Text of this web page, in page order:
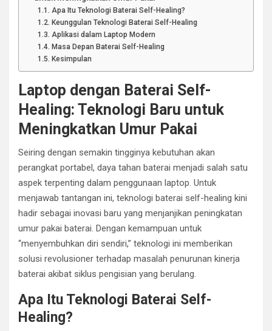
Apa Itu Teknologi Baterai Self-Healing?
Keunggulan Teknologi Baterai Self-Healing
Aplikasi dalam Laptop Modern
Masa Depan Baterai Self-Healing
Kesimpulan
Laptop dengan Baterai Self-
Healing: Teknologi Baru untuk
Meningkatkan Umur Pakai
Seiring dengan semakin tingginya kebutuhan akan
perangkat portabel, daya tahan baterai menjadi salah satu
aspek terpenting dalam penggunaan laptop. Untuk
menjawab tantangan ini, teknologi baterai self-healing kini
hadir sebagai inovasi baru yang menjanjikan peningkatan
umur pakai baterai. Dengan kemampuan untuk
“menyembuhkan diri sendiri,” teknologi ini memberikan
solusi revolusioner terhadap masalah penurunan kinerja
baterai akibat siklus pengisian yang berulang.
Apa Itu Teknologi Baterai Self-
Healing?